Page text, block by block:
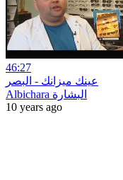
46:27
عينك ميزانك - البصر
Albichara البشارة
10 years ago